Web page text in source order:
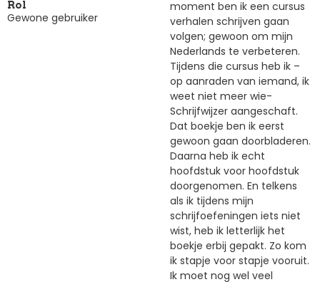
Rol
Gewone gebruiker
moment ben ik een cursus
verhalen schrijven gaan
volgen; gewoon om mijn
Nederlands te verbeteren.
Tijdens die cursus heb ik –
op aanraden van iemand, ik
weet niet meer wie-
Schrijfwijzer aangeschaft.
Dat boekje ben ik eerst
gewoon gaan doorbladeren.
Daarna heb ik echt
hoofdstuk voor hoofdstuk
doorgenomen. En telkens
als ik tijdens mijn
schrijfoefeningen iets niet
wist, heb ik letterlijk het
boekje erbij gepakt. Zo kom
ik stapje voor stapje vooruit.
Ik moet nog wel veel